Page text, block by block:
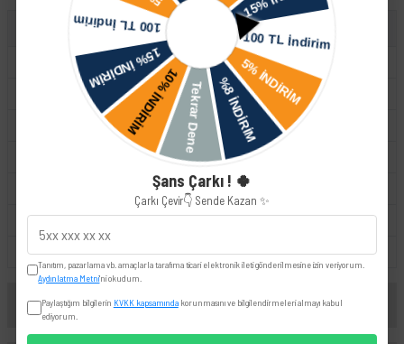
UYUMLU OEM
425559656544 8W0698451F
8W0698451G 8W0698451H
8W0698451J 8W0698451K
8W0698451S 8W0698451T
8WD698451 87083091900
Yorumlar
Şans Çarkı ! 🍀
Çarkı Çevir👇 Sende Kazan ✨
Tanıtım, pazarlama vb. amaçlarla tarafıma ticari elektronik ileti gönderilmesine izin veriyorum.
Aydınlatma Metni'ni okudum.
Paylaştığım bilgilerin KVKK kapsamındakorunmasını ve bilgilendirmeleri almayı kabul
ediyorum.